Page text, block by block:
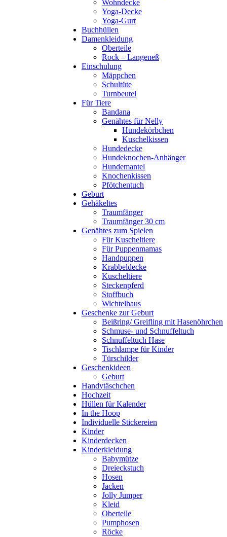
Wohndecke
Yoga-Decke
Yoga-Gurt
Buchhüllen
Damenkleidung
Oberteile
Rock – Langeneß
Einschulung
Mäppchen
Schultüte
Turnbeutel
Für Tiere
Bandana
Genähtes für Nelly
Hundekörbchen
Kuschelkissen
Hundedecke
Hundeknochen-Anhänger
Hundemantel
Knochenkissen
Pfötchentuch
Geburt
Gehäkeltes
Traumfänger
Traumfänger 30 cm
Genähtes zum Spielen
Für Kuscheltiere
Für Puppenmamas
Handpuppen
Krabbeldecke
Kuscheltiere
Steckenpferd
Stoffbuch
Wichtelhaus
Geschenke zur Geburt
Beißring/ Greifling mit Hasenöhrchen
Schmuse- und Schnuffeltuch
Schnuffeltuch Hase
Tischlampe für Kinder
Türschilder
Geschenkideen
Geburt
Handytäschchen
Hochzeit
Hüllen für Kalender
In the Hoop
Individuelle Stickereien
Kinder
Kinderdecken
Kinderkleidung
Babymütze
Dreieckstuch
Hosen
Jacken
Jolly Jumper
Kleid
Oberteile
Pumphosen
Röcke